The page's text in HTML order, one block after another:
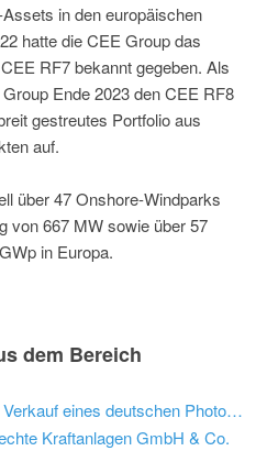
in den europäischen
hatte die CEE Group das
RF7 bekannt gegeben. Als
Ende 2023 den CEE RF8
gestreutes Portfolio aus
auf.
über 47 Onshore-Windparks
von 667 MW sowie über 57
in Europa.
dem Bereich
Capcora berät WiNRG beim Verkauf eines deutschen Photovoltaik-Projektes an Novar
Kraftanlagen GmbH & Co.